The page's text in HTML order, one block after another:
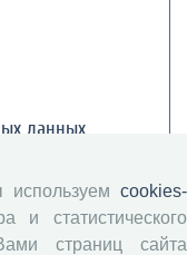
данных
cookies-
статистического
страниц сайта